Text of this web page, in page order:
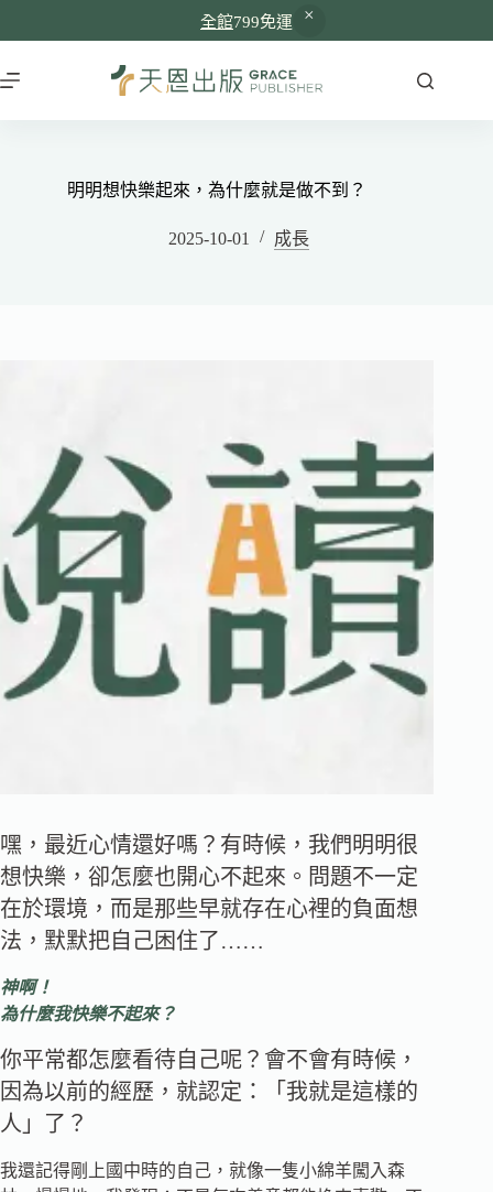
全館799免運
明明想快樂起來，為什麼就是做不到？
2025-10-01 成長
嘿，最近心情還好嗎？有時候，我們明明很
想快樂，卻怎麼也開心不起來。問題不一定
在於環境，而是那些早就存在心裡的負面想
法，默默把自己困住了……
神啊！
為什麼我快樂不起來？
你平常都怎麼看待自己呢？會不會有時候，
因為以前的經歷，就認定：「我就是這樣的
人」了？
我還記得剛上國中時的自己，就像一隻小綿羊闖入森